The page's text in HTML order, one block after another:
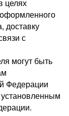
целях
доставку
с
могут быть
Федерации